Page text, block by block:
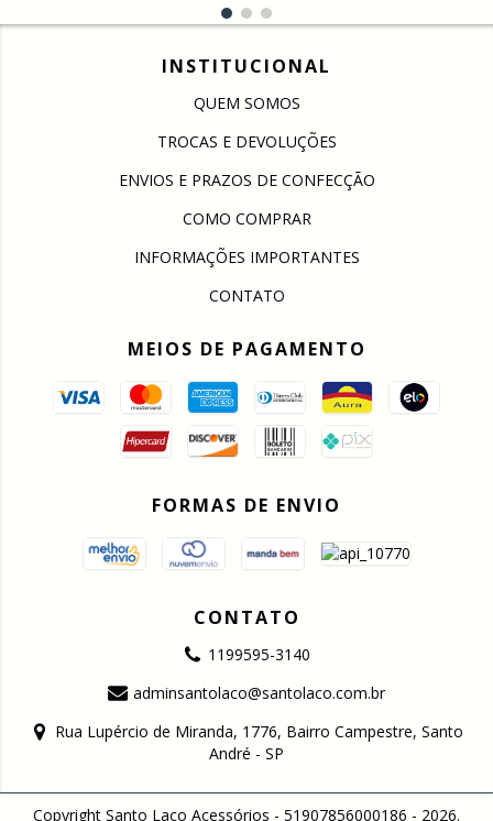
INSTITUCIONAL
QUEM SOMOS
TROCAS E DEVOLUÇÕES
ENVIOS E PRAZOS DE CONFECÇÃO
COMO COMPRAR
INFORMAÇÕES IMPORTANTES
CONTATO
MEIOS DE PAGAMENTO
FORMAS DE ENVIO
CONTATO
1199595-3140
adminsantolaco@santolaco.com.br
Rua Lupércio de Miranda, 1776, Bairro Campestre, Santo
André - SP
Copyright Santo Laço Acessórios - 51907856000186 - 2026.